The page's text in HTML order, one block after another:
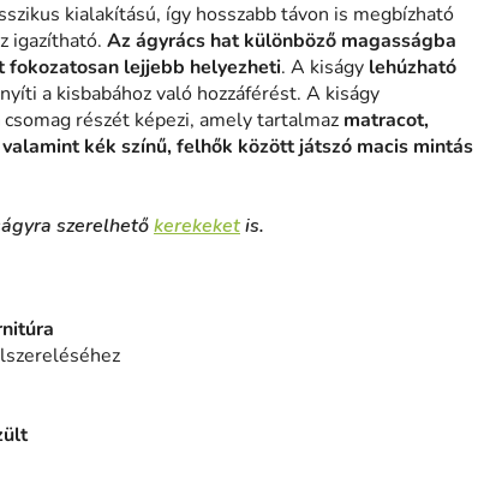
kialakítású, így hosszabb távon is megbízható
igazítható. Az ágyrács hat különböző magasságba
fokozatosan lejjebb helyezheti. A kiságy lehúzható
a kisbabához való hozzáférést. A kiságy
részét képezi, amely tartalmaz matracot,
kék színű, felhők között játszó macis mintás
szerelhetőkerekeketis.